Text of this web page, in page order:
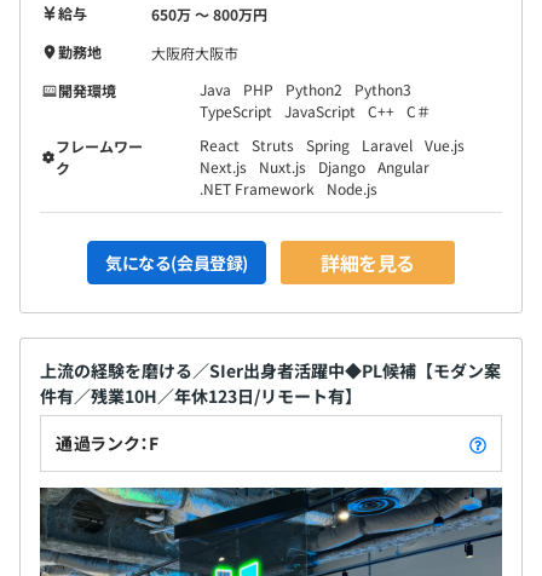
い方が多いです。
■同期で助け合って切磋琢磨しながら成長できます。
■プロジェクト内外の関係構築を促す各種イベントを実
施。プロジェクトの枠を超えて同期や先輩・後輩社員とコ
ミュニケーションをとることができる機会がよい刺激とな
り、お互いの課題解決にも役立ちます。当社ではお花見、
BBQ、忘年会、全社総会など、社員間コミュニケーショ
帰属意識を持つことや、社内外への価値提供など以下3つ
が開催の目的です。
■別案件の方と関わる機会が少なく、質問や相談事があっ
た際に、その対象が広い方が仕事を進めやすいから
■横連携ができた方がナレッジ連携など顧客への提供でき
る価値も増えるから
■社員同士が相互に連携することによってフォローアップ
内容のブラシュアップが可能だから
給与
650万 〜 800万円
勤務地
大阪府大阪市
開発環境
Java PHP Python2
Python3
TypeScript
JavaScript C++ C＃
フレームワー
ク
React Struts Spring Laravel Vue.js
Next.js
Nuxt.js Django Angular
.NET Framework
Node.js
気になる(会員登録) 詳細を見る
上流の経験を磨ける／SIer出身者活躍中◆PL候補【モダン案
件有／残業10H／年休123日/リモート有】
通過ランク：F